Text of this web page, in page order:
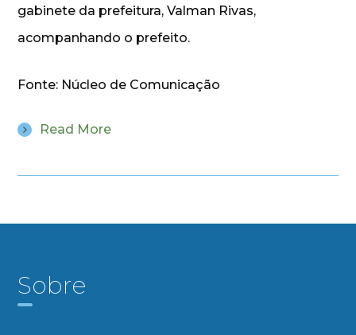
gabinete da prefeitura, Valman Rivas,
acompanhando o prefeito.
Fonte: Núcleo de Comunicação
Read More
Sobre